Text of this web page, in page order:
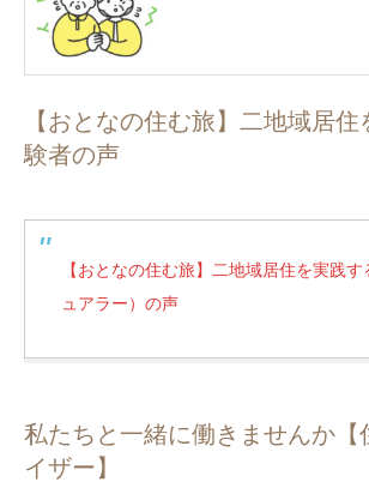
【おとなの住む旅】二地域居
験者の声
【おとなの住む旅】二地域居住を実践
ュアラー）の声
私たちと一緒に働きませんか【
イザー】